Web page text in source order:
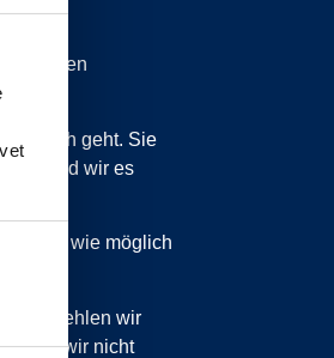
Minuten
vor sich geht. Sie
sind wir es
schnell wie möglich
empfehlen wir
da wir nicht